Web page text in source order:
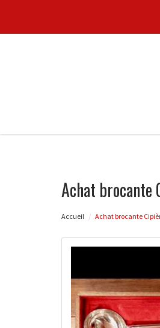
Achat brocante
Accueil Achat brocante